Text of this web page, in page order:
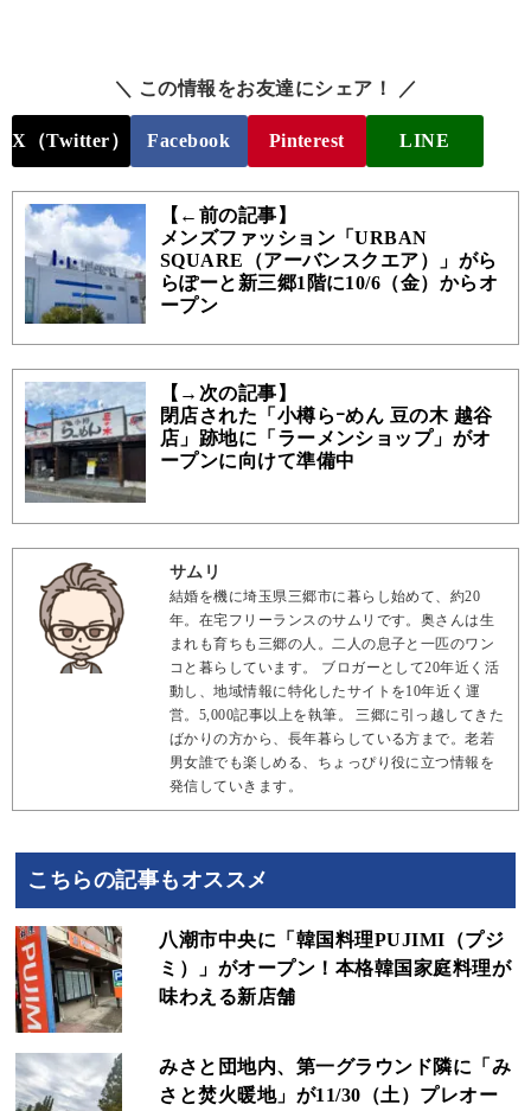
＼ この情報をお友達にシェア！ ／
X（Twitter） Facebook Pinterest LINE
【←前の記事】
メンズファッション「URBAN
SQUARE（アーバンスクエア）」がら
らぽーと新三郷1階に10/6（金）からオ
ープン
【→次の記事】
閉店された「小樽らｰめん 豆の木 越谷
店」跡地に「ラーメンショップ」がオ
ープンに向けて準備中
サムリ
結婚を機に埼玉県三郷市に暮らし始めて、約20
年。在宅フリーランスのサムリです。奥さんは生
まれも育ちも三郷の人。二人の息子と一匹のワン
コと暮らしています。 ブロガーとして20年近く活
動し、地域情報に特化したサイトを10年近く運
営。5,000記事以上を執筆。 三郷に引っ越してきた
ばかりの方から、長年暮らしている方まで。老若
男女誰でも楽しめる、ちょっぴり役に立つ情報を
発信していきます。
こちらの記事もオススメ
八潮市中央に「韓国料理PUJIMI（プジ
ミ）」がオープン！本格韓国家庭料理が
味わえる新店舗
みさと団地内、第一グラウンド隣に「み
さと焚火暖地」が11/30（土）プレオー